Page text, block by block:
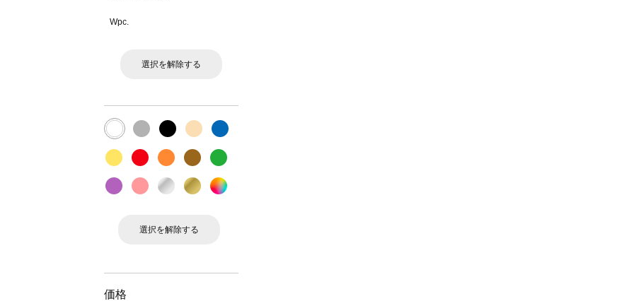
Wpc.
選択を解除する
選択を解除する
価格